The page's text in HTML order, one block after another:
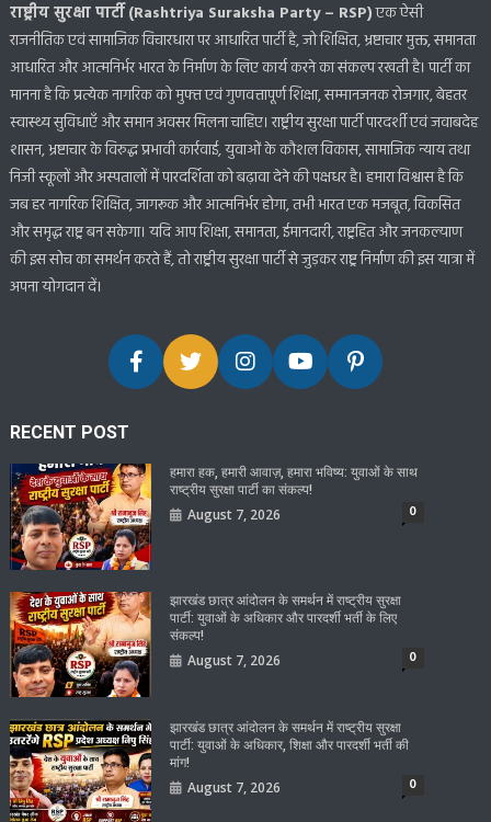
राष्ट्रीय सुरक्षा पार्टी (Rashtriya Suraksha Party – RSP)एक ऐसी
राजनीतिक एवं सामाजिक विचारधारा पर आधारित पार्टी है, जो शिक्षित, भ्रष्टाचार मुक्त, समानता
आधारित और आत्मनिर्भर भारत के निर्माण के लिए कार्य करने का संकल्प रखती है। पार्टी का
मानना है कि प्रत्येक नागरिक को मुफ्त एवं गुणवत्तापूर्ण शिक्षा, सम्मानजनक रोजगार, बेहतर
स्वास्थ्य सुविधाएँ और समान अवसर मिलना चाहिए। राष्ट्रीय सुरक्षा पार्टी पारदर्शी एवं जवाबदेह
शासन, भ्रष्टाचार के विरुद्ध प्रभावी कार्रवाई, युवाओं के कौशल विकास, सामाजिक न्याय तथा
निजी स्कूलों और अस्पतालों में पारदर्शिता को बढ़ावा देने की पक्षधर है। हमारा विश्वास है कि
जब हर नागरिक शिक्षित, जागरूक और आत्मनिर्भर होगा, तभी भारत एक मजबूत, विकसित
और समृद्ध राष्ट्र बन सकेगा। यदि आप शिक्षा, समानता, ईमानदारी, राष्ट्रहित और जनकल्याण
की इस सोच का समर्थन करते हैं, तो राष्ट्रीय सुरक्षा पार्टी से जुड़कर राष्ट्र निर्माण की इस यात्रा में
अपना योगदान दें।
RECENT POST
हमारा हक, हमारी आवाज़, हमारा भविष्य: युवाओं के साथ
राष्ट्रीय सुरक्षा पार्टी का संकल्प!
August 7, 2026 0
झारखंड छात्र आंदोलन के समर्थन में राष्ट्रीय सुरक्षा
पार्टी: युवाओं के अधिकार और पारदर्शी भर्ती के लिए
संकल्प!
August 7, 2026 0
झारखंड छात्र आंदोलन के समर्थन में राष्ट्रीय सुरक्षा
पार्टी: युवाओं के अधिकार, शिक्षा और पारदर्शी भर्ती की
मांग!
August 7, 2026 0